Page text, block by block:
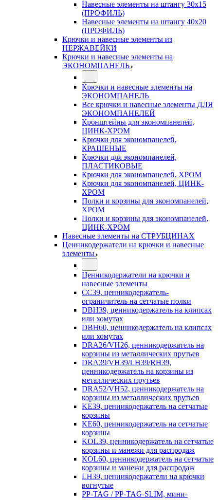
Навесные элементы на штангу 30х15
(ПРОФИЛЬ)
Навесные элементы на штангу 40х20
(ПРОФИЛЬ)
Крючки и навесные элементы из
НЕРЖАВЕЙКИ
Крючки и навесные элементы на
ЭКОНОМПАНЕЛЬ
Крючки и навесные элементы на
ЭКОНОМПАНЕЛЬ
Все крючки и навесные элементы ДЛЯ
ЭКОНОМПАНЕЛЕЙ
Кронштейны для экономпанелей,
ЦИНК-ХРОМ
Крючки для экономпанелей,
КРАШЕНЫЕ
Крючки для экономпанелей,
ПЛАСТИКОВЫЕ
Крючки для экономпанелей, ХРОМ
Крючки для экономпанелей, ЦИНК-
ХРОМ
Полки и корзины для экономпанелей,
ХРОМ
Полки и корзины для экономпанелей,
ЦИНК-ХРОМ
Навесные элементы на СТРУБЦИНАХ
Ценникодержатели на крючки и навесные
элементы
Ценникодержатели на крючки и
навесные элементы
CC39, ценникодержатель-
ограничитель на сетчатые полки
DBH39, ценникодержатель на клипсах
или хомутах
DBH60, ценникодержатель на клипсах
или хомутах
DRA26/VH26, ценникодержатель на
корзины из металлических прутьев
DRA39/VH39/LH39/RH39,
ценникодержатель на корзины из
металлических прутьев
DRA52/VH52, ценникодержатель на
корзины из металлических прутьев
KE39, ценникодержатель на сетчатые
корзины
KE60, ценникодержатель на сетчатые
корзины
KOL39, ценникодержатель на сетчатые
корзины и манежи для распродаж
KOL60, ценникодержатель на сетчатые
корзины и манежи для распродаж
LH39, ценникодержатели на крючки
вогнутые
PP-TAG / PP-TAG-SLIM, мини-